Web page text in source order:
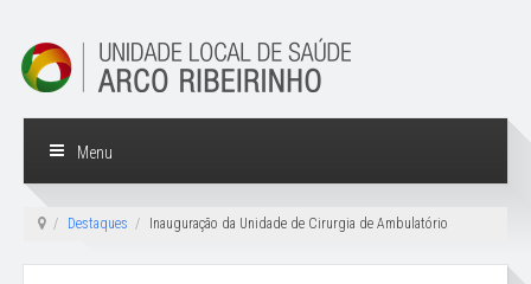
Menu
Destaques Inauguração da Unidade de Cirurgia de Ambulatório